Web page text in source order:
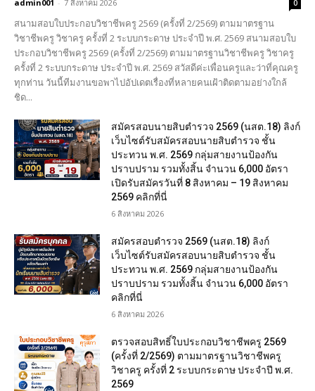
admin001 - 7 สิงหาคม 2026 0
สนามสอบใบประกอบวิชาชีพครู 2569 (ครั้งที่ 2/2569) ตามมาตรฐาน
วิชาชีพครู วิชาครู ครั้งที่ 2 ระบบกระดาษ ประจำปี พ.ศ. 2569 สนามสอบใบ
ประกอบวิชาชีพครู 2569 (ครั้งที่ 2/2569) ตามมาตรฐานวิชาชีพครู วิชาครู
ครั้งที่ 2 ระบบกระดาษ ประจำปี พ.ศ. 2569 สวัสดีค่ะเพื่อนครูและว่าที่คุณครู
ทุกท่าน วันนี้ทีมงานขอพาไปอัปเดตเรื่องที่หลายคนเฝ้าติดตามอย่างใกล้
ชิด...
สมัครสอบนายสิบตำรวจ 2569 (นสต.18) ลิงก์
เว็บไซต์รับสมัครสอบนายสิบตำรวจ ชั้น
ประทวน พ.ศ. 2569 กลุ่มสายงานป้องกัน
ปราบปราม รวมทั้งสิ้น จำนวน 6,000 อัตรา
เปิดรับสมัครวันที่ 8 สิงหาคม – 19 สิงหาคม
2569 คลิกที่นี่
6 สิงหาคม 2026
สมัครสอบตํารวจ 2569 (นสต.18) ลิงก์
เว็บไซต์รับสมัครสอบนายสิบตำรวจ ชั้น
ประทวน พ.ศ. 2569 กลุ่มสายงานป้องกัน
ปราบปราม รวมทั้งสิ้น จำนวน 6,000 อัตรา
คลิกที่นี่
6 สิงหาคม 2026
ตรวจสอบสิทธิ์ใบประกอบวิชาชีพครู 2569
(ครั้งที่ 2/2569) ตามมาตรฐานวิชาชีพครู
วิชาครู ครั้งที่ 2 ระบบกระดาษ ประจำปี พ.ศ.
2569